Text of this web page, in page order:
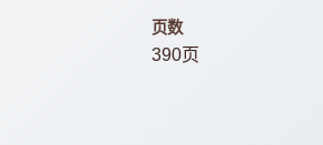
页数
390页